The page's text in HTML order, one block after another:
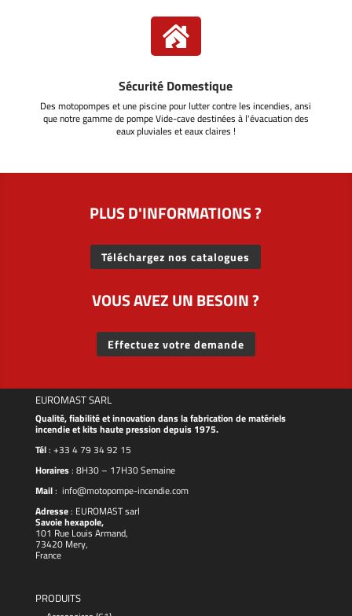

Sécurité Domestique
Des motopompes et une piscine pour lutter contre les incendies, ansi
que notre gamme de pompe Vide-cave destinées à l'évacuation des
eaux pluviales et eaux claires !
PLUS D'INFORMATIONS ?
Téléchargez nos catalogues
VOUS AVEZ UN BESOIN ?
Effectuez votre demande
EUROMAST SARL
Qualité, fiabilité et innovation dans la fabrication de matériels
incendie et kits haute pression depuis 1975.
Tél: +33 4 79 34 92 15
Horaires: 8H30 – 17H30 Semaine
Mail: info@motopompe-incendie.com
Adresse: EUROMASTsarl
Savoie hexapole,
101 Rue Louis Armand,
73420 Mery,
France
PRODUITS